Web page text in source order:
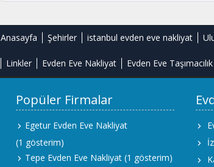
Anasayfa Şehirler istanbul evden eve nakliyat
Linkler Evden Eve Nakliyat Evden Eve Taşımacılık
Popüler Firmalar
Egetur Evden Eve Nakliyat
(1 gösterim)
Tepe Evden Eve Nakliyat (1 gösterim)